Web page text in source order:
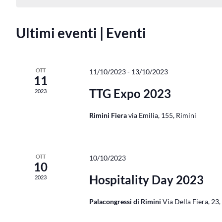
Ultimi eventi | Eventi
OTT
11
2023
11/10/2023- 13/10/2023
TTG Expo 2023
Rimini Fieravia Emilia, 155, Rimini
OTT
10
2023
10/10/2023
Hospitality Day 2023
Palacongressi di Rimini Via Della Fiera,